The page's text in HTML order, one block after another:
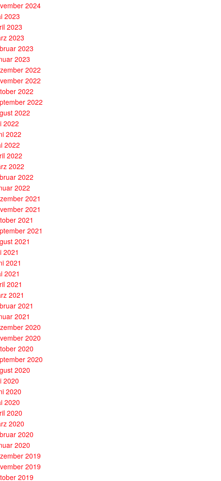
2024
2023
2023
2023
2023
2023
2022
2022
2022
2022
2022
2022
2022
2022
2022
2022
2022
2022
2021
2021
2021
2021
2021
2021
2021
2021
2021
2021
2021
2021
2020
2020
2020
2020
2020
2020
2020
2020
2020
2020
2020
2020
2019
2019
2019